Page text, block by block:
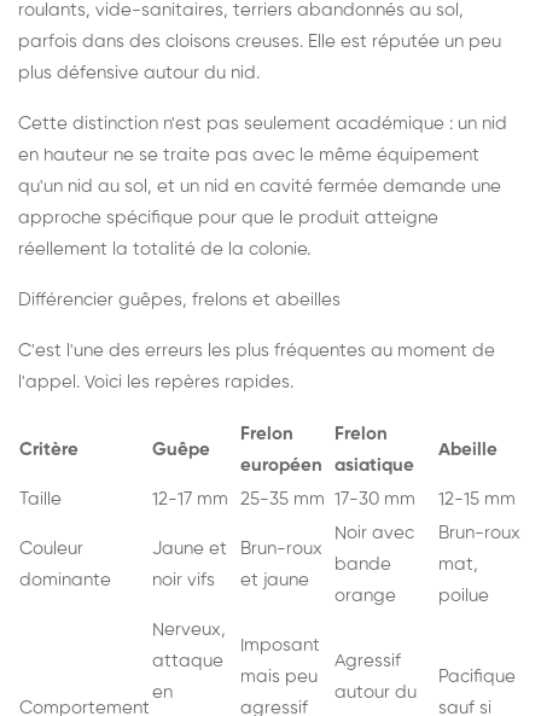
roulants, vide-sanitaires, terriers abandonnés au sol,
parfois dans des cloisons creuses. Elle est réputée un peu
plus défensive autour du nid.
Cette distinction n'est pas seulement académique : un nid
en hauteur ne se traite pas avec le même équipement
qu'un nid au sol, et un nid en cavité fermée demande une
approche spécifique pour que le produit atteigne
réellement la totalité de la colonie.
Différencier guêpes, frelons et abeilles
C'est l'une des erreurs les plus fréquentes au moment de
l'appel. Voici les repères rapides.
Critère Guêpe
Frelon
européen
Frelon
asiatique
Abeille
Taille 12-17 mm 25-35 mm 17-30 mm 12-15 mm
Couleur
dominante
Jaune et
noir vifs
Brun-roux
et jaune
Noir avec
bande
orange
Brun-roux
mat,
poilue
Comportement
Nerveux,
attaque
en
Imposant
mais peu
agressif
Agressif
autour du
Pacifique
sauf si